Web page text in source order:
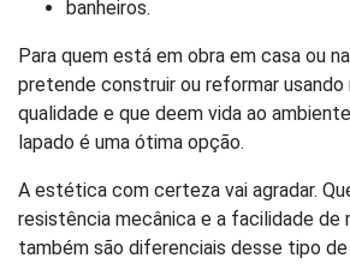
banheiros.
Para quem está em obra em casa ou
pretende construir ou reformar usando
qualidade e que deem vida ao
lapado é uma ótima opção.
A estética com certeza vai agradar.
resistência mecânica e a facilidade de
também são diferenciais desse tipo